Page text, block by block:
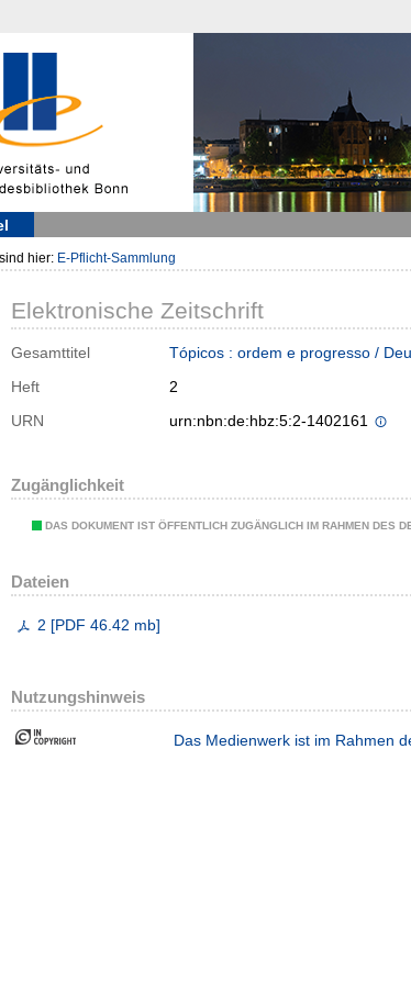
hier: E-Pflicht-Sammlung
Elektronische Zeitschrift
Gesamttitel
Tópicos : ordem e progresso /
Heft
2
URN
urn:nbn:de:hbz:5:2-1402161
Zugänglichkeit
DAS DOKUMENT IST ÖFFENTLICH ZUGÄNGLICH IM RAHMEN DES
Dateien
2 [PDF 46.42 mb]
Nutzungshinweis
Das Medienwerk ist im Rahmen